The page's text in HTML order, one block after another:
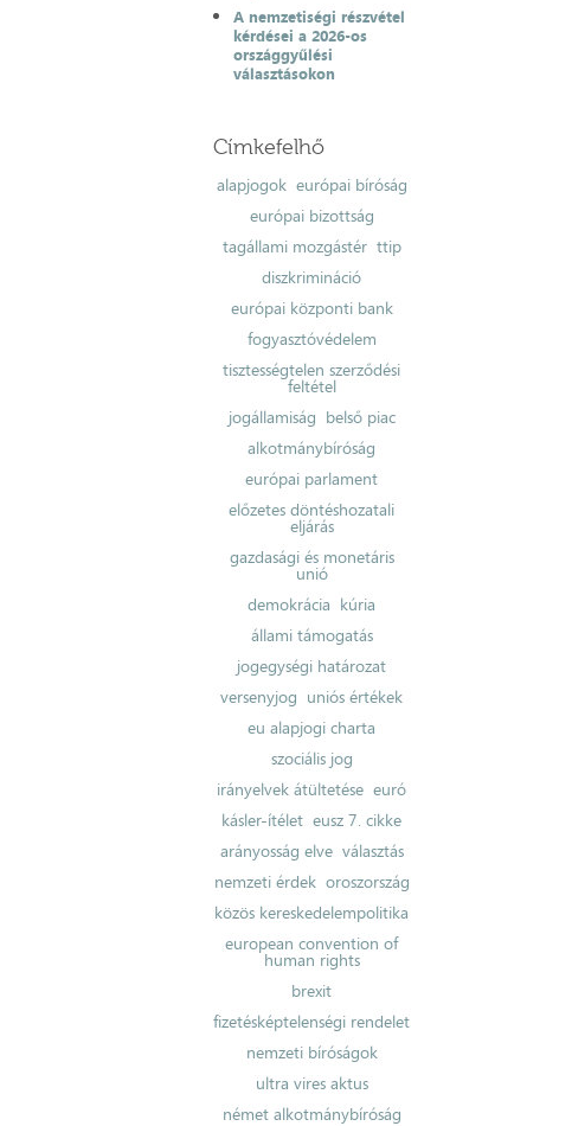
A nemzetiségi részvétel
kérdései a 2026-os
országgyűlési
választásokon
Címkefelhő
alapjogok európai bíróság
európai bizottság
tagállami mozgástér ttip
diszkrimináció
európai központi bank
fogyasztóvédelem
tisztességtelen szerződési
feltétel
jogállamiság belső piac
alkotmánybíróság
európai parlament
előzetes döntéshozatali
eljárás
gazdasági és monetáris
unió
demokrácia kúria
állami támogatás
jogegységi határozat
versenyjog uniós értékek
eu alapjogi charta
szociális jog
irányelvek átültetése euró
kásler-ítélet eusz 7. cikke
arányosság elve választás
nemzeti érdek oroszország
közös kereskedelempolitika
european convention of
human rights
brexit
fizetésképtelenségi rendelet
nemzeti bíróságok
ultra vires aktus
német alkotmánybíróság